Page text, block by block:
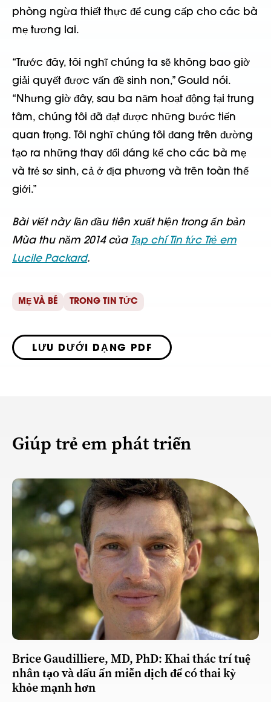
phòng ngừa thiết thực để cung cấp cho các bà
mẹ tương lai.
“Trước đây, tôi nghĩ chúng ta sẽ không bao giờ
giải quyết được vấn đề sinh non,” Gould nói.
“Nhưng giờ đây, sau ba năm hoạt động tại trung
tâm, chúng tôi đã đạt được những bước tiến
quan trọng. Tôi nghĩ chúng tôi đang trên đường
tạo ra những thay đổi đáng kể cho các bà mẹ
và trẻ sơ sinh, cả ở địa phương và trên toàn thế
giới.”
Bài viết này lần đầu tiên xuất hiện trong ấn bản
Mùa thu năm 2014 của Tạp chí Tin tức Trẻ em
Lucile Packard.
MẸ VÀ BÉ TRONG TIN TỨC
LƯU DƯỚI DẠNG PDF
Giúp trẻ em phát triển
Brice Gaudilliere, MD, PhD: Khai thác trí tuệ
nhân tạo và dấu ấn miễn dịch để có thai kỳ
khỏe mạnh hơn